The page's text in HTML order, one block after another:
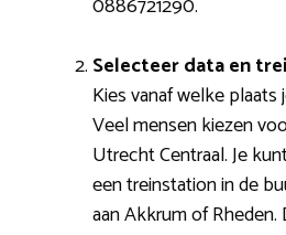
Selecteer data en
Kies vanaf welke plaats
Veel mensen kiezen
Utrecht Centraal. Je
een treinstation in de
aan Akkrum of